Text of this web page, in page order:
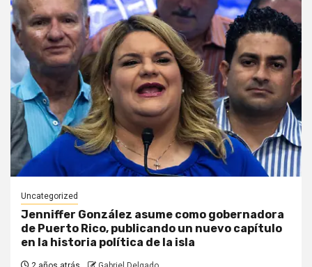
Uncategorized
Jenniffer González asume como gobernadora
de Puerto Rico, publicando un nuevo capítulo
en la historia política de la isla